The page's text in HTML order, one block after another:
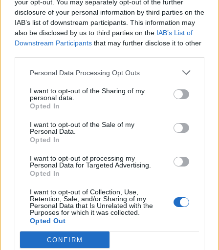
your opt-out. You may separately opt-out of the further
disclosure of your personal information by third parties on the
IAB’s list of downstream participants. This information may
also be disclosed by us to third parties on the IAB’s List of
Downstream Participants that may further disclose it to other
Personal Data Processing Opt Outs
I want to opt-out of the Sharing of my
personal data.
Opted In
I want to opt-out of the Sale of my
Personal Data.
Opted In
I want to opt-out of processing my
Personal Data for Targeted Advertising.
Opted In
I want to opt-out of Collection, Use,
Retention, Sale, and/or Sharing of my
Personal Data that Is Unrelated with the
Purposes for which it was collected.
Opted Out
CONFIRM